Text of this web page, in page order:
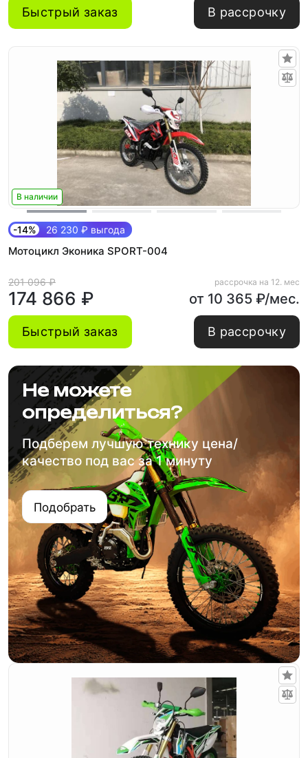
Быстрый заказ В рассрочку
В наличии
-14% 26 230 ₽ выгода
Мотоцикл Эконика SPORT-004
201 096 ₽
174 866 ₽
рассрочка на 12. мес
от 10 365 ₽/мес.
Быстрый заказ В рассрочку
Не можете
определиться?
Подберем лучшую технику цена/
качество под вас за 1 минуту
Подобрать